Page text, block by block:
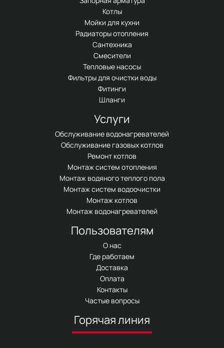
Котлы
Мойки для кухни
Радиаторы отопления
Сантехника
Смесители
Тепловые насосы
Фильтры для очистки воды
Фитинги
Шланги
Услуги
Обслуживание водонагревателей
Обслуживание газовых котлов
Ремонт котлов
Монтаж систем отопления
Монтаж водяного теплого пола
Монтаж систем водоочистки
Монтаж котлов
Монтаж водонагревателей
Пользователям
О нас
Где работаем
Доставка
Оплата
Контакты
Частые вопросы
Горячая линия